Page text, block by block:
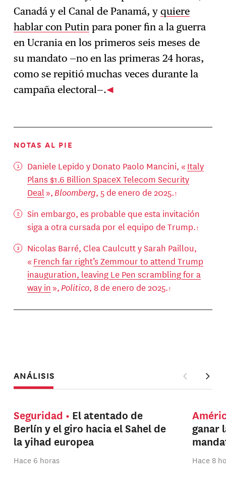
Canadá y el Canal de Panamá, yquiere
hablar con Putin para poner fin a la guerra
en Ucrania en los primeros seis meses de
su mandato —no en las primeras 24 horas,
como se repitió muchas veces durante la
campaña electoral—.
NOTAS AL PIE
Daniele Lepido y Donato Paolo Mancini, « Italy
Plans $1.6 Billion SpaceX Telecom Security
Deal»,Bloomberg, 5 de enero de 2025.
Sin embargo, es probable que esta invitación
siga a otra cursada por el equipo de Trump.
Nicolas Barré, Clea Caulcutt y Sarah Paillou,
« French far right’s Zemmour to attend Trump
inauguration, leaving Le Pen scrambling for a
way in»,Politico, 8 de enero de 2025.
ANÁLISIS
Seguridad
El atentado de
Berlín y el giro hacia el Sahel de
la yihad europea
Hace 6 horas
ganar
Hace 8